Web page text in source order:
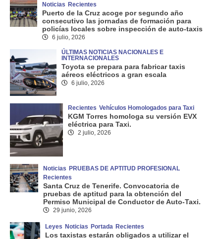
Noticias Recientes
Puerto de la Cruz acoge por segundo año
consecutivo las jornadas de formación para
policías locales sobre inspección de auto-taxis
6 julio, 2026
ÚLTIMAS NOTICIAS NACIONALES E
INTERNACIONALES
Toyota se prepara para fabricar taxis
aéreos eléctricos a gran escala
6 julio, 2026
Recientes Vehículos Homologados para Taxi
KGM Torres homologa su versión EVX
eléctrica para Taxi.
2 julio, 2026
Noticias PRUEBAS DE APTITUD PROFESIONAL
Recientes
Santa Cruz de Tenerife. Convocatoria de
pruebas de aptitud para la obtención del
Permiso Municipal de Conductor de Auto-Taxi.
29 junio, 2026
Leyes Noticias Portada Recientes
Los taxistas estarán obligados a utilizar el